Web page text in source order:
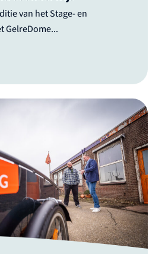
van het Stage- en
GelreDome...